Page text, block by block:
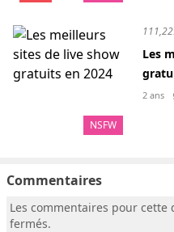
NSFW
Les
2 ans
Commentaires
Les commentaires pour cette
fermés.